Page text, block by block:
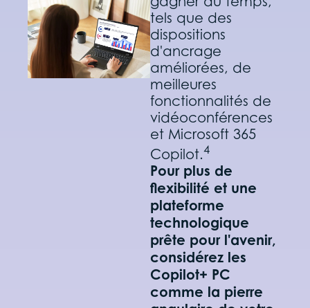
tels que des
dispositions
d'ancrage
améliorées, de
meilleures
fonctionnalités de
vidéoconférences
et Microsoft 365
Copilot.4
Pour plus de
flexibilité et une
plateforme
technologique
prête pour l'avenir,
considérez les
Copilot+ PC
comme la pierre